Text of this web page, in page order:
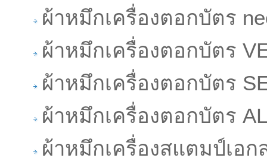
ผ้าหมึกเครื่องตอกบัตร
ผ้าหมึกเครื่องตอกบัตร
ผ้าหมึกเครื่องตอกบัตร
ผ้าหมึกเครื่องตอกบัตร
ผ้าหมึกเครื่องสแตมป์เอก